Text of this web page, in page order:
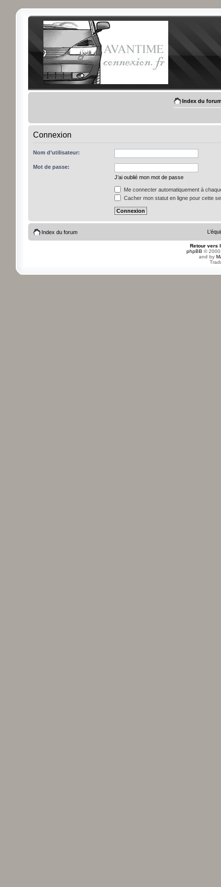
Index du
Connexion
Nom d’utilisateur:
Mot de passe:
J’ai oublié mon mot de passe
Me connecter automatiquement à
Cacher mon statut en ligne pour cette
Index du forum
Retour vers
phpBB ©
and by